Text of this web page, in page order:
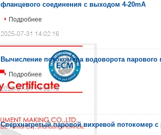
фланцевого соединения с выходом 4-20mA
Подробнее
2025-07-31 14:02:16
Вычисление потокомера водоворота парового
Подробнее
2025-07-31 14:02:15
Сверхнагретый паровой вихревой потокомер